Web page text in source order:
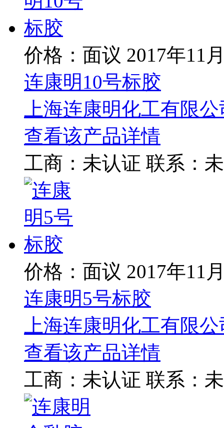
价格：面议 2017年11
连康明10号标胶
上海连康明化工有限
查看该产品详情
工商： 未认证 联系：
价格：面议 2017年11
连康明5号标胶
上海连康明化工有限
查看该产品详情
工商： 未认证 联系：